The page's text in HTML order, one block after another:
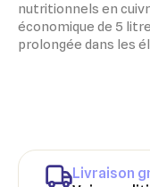
nutritionnels en
économique de 5
prolongée dans les
Livraison